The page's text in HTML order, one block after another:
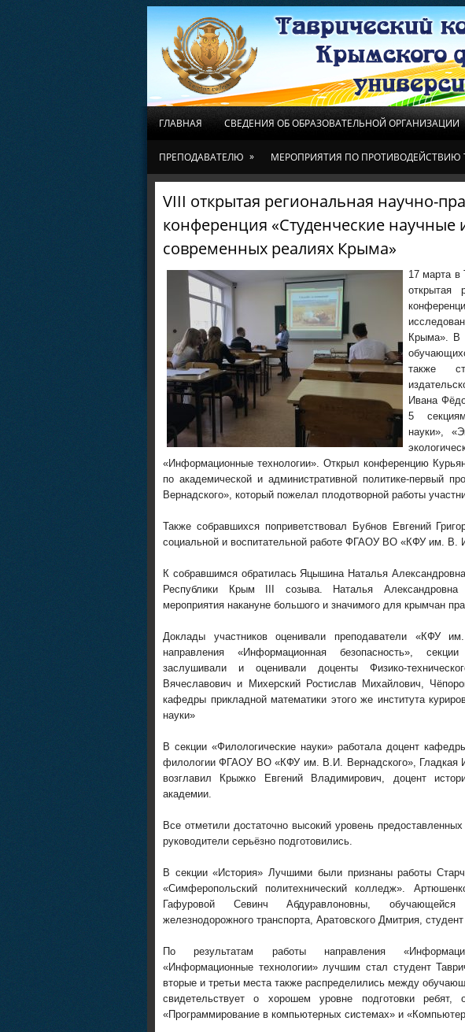
ГЛАВНАЯ СВЕДЕНИЯ ОБ ОБРАЗОВАТЕЛЬНОЙ ОРГАНИЗАЦИИ
ПРЕПОДАВАТЕЛЮ » МЕРОПРИЯТИЯ ПО ПРОТИВОДЕЙСТВИЮ
VIII открытая региональная научно-
конференция «Студенческие научные
современных реалиях Крыма»
17 марта в
открытая
Крыма». В
также
Ивана
5
науки»,
«Информационные технологии». Открыл конференцию
по академической и административной политике-
Вернадского», который пожелал плодотворной работы
Также собравшихся поприветствовал Бубнов Евгений
социальной и воспитательной работе ФГАОУ ВО «КФУ им. В.
К собравшимся обратилась Яцышина Наталья
Республики Крым III созыва. Наталья Александровна
мероприятия накануне большого и значимого для крымчан
Доклады участников оценивали преподаватели «КФУ
направления «Информационная безопасность»,
заслушивали и оценивали доценты Физико-
Вячеславович и Михерский Ростислав Михайлович,
кафедры прикладной математики этого же института
науки»
В секции «Филологические науки» работала доцент
филологии ФГАОУ ВО «КФУ им. В.И. Вернадского», Гладкая
возглавил Крыжко Евгений Владимирович, доцент
академии.
Все отметили достаточно высокий уровень
руководители серьёзно подготовились.
В секции «История» Лучшими были признаны работы
«Симферопольский политехнический колледж».
Гафуровой Севинч Абдуравлоновны, обучающейся
железнодорожного транспорта, Аратовского Дмитрия,
По результатам работы направления
«Информационные технологии» лучшим стал студент
вторые и третьи места также распределились между
свидетельствует о хорошем уровне подготовки ребят,
«Программирование в компьютерных системах» и